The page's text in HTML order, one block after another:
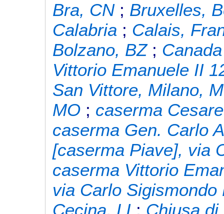
Bra, CN; Bruxelles,
Calabria ; Calais,
Bolzano, BZ; Canada
Vittorio Emanuele II
San Vittore, Milano,
MO ; caserma
caserma Gen. Carlo
[caserma Piave], via
caserma Vittorio
via Carlo
Cecina, LI ; Chiusa